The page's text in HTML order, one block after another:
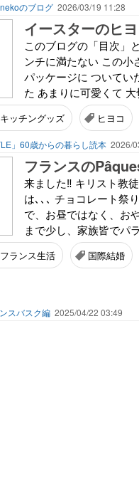
のブログ 2026/03/19 11:28
イースターのヒ
このブログの「目次」
ンチに満たない この
パッケージに ついてい
た あまりに可愛くて
キッチングッズ ヒヨコ
」60歳からの暮らし読本 2026/
フランスの
来ました‼️ キリスト教
は､､､ チョコレート祭
で、お昼ではなく、お
まで少し、家族皆でパ
フランス生活 国際結婚
スバスク編 2025/04/22 03:49